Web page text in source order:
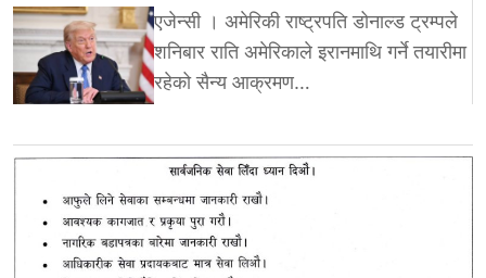
एजेन्सी । अमेरिकी राष्ट्रपति डोनाल्ड ट्रम्पले
शनिबार राति अमेरिकाले इरानमाथि गर्ने तयारीमा
रहेको सैन्य आक्रमण…